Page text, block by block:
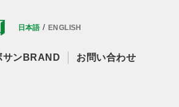
日本語/ENGLISH
サンBRAND お問い合わせ